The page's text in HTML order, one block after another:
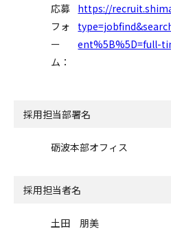
応募
フォ
ー
ム：
https://
ent%5B%5D=full-
採用担当部署名
砺波本部オフィス
採用担当者名
土田 朋美